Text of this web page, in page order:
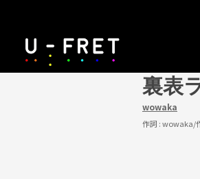
裏表
wowaka
作詞 :wowaka/